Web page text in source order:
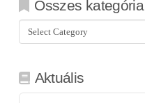
Összes kategória
Összes
kategória
Aktuális